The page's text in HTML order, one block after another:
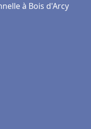
à Bois d'Arcy